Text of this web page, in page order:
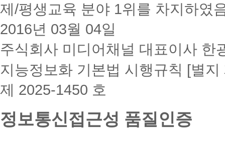
제/평생교육 분야 1위를 차지하였
2016년 03월 04일
주식회사 미디어채널 대표이사 한
지능정보화 기본법 시행규칙 [별지
제 2025-1450 호
정보통신접근성 품질인증